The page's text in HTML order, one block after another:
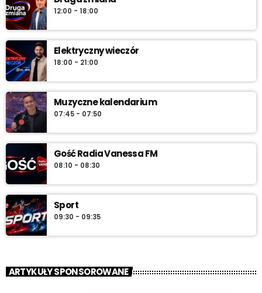
serwuje lokalne informacje, pogodę, przegląd wydarzeń i
najlepszą muzykę, która towarzyszy od pierwszych chwil dnia aż
12:00 - 18:00
Elektryczny wieczór
18:00 - 21:00
Muzyczne kalendarium
07:45 - 07:50
Gość Radia Vanessa FM
08:10 - 08:30
Sport
09:30 - 09:35
ARTYKUŁY SPONSOROWANE